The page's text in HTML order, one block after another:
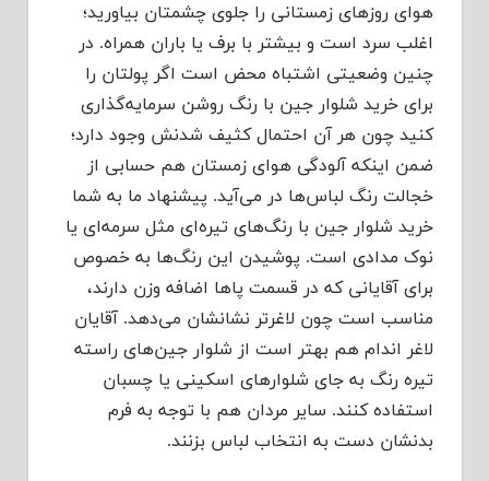
هوای روزهای زمستانی را جلوی چشمتان بیاورید؛
اغلب سرد است و بیشتر با برف یا باران همراه. در
چنین وضعیتی اشتباه محض است اگر پولتان را
برای خرید شلوار جین با رنگ روشن سرمایه‌گذاری
کنید چون هر آن احتمال کثیف شدنش وجود دارد؛
ضمن اینکه آلودگی هوای زمستان هم حسابی از
خجالت رنگ لباس‌ها در می‌آید. پیشنهاد ما به شما
خرید شلوار جین با رنگ‌های تیره‌ای مثل سرمه‌ای یا
نوک مدادی است. پوشیدن این رنگ‌ها به خصوص
برای آقایانی که در قسمت پاها اضافه وزن دارند،
مناسب است چون لاغرتر نشانشان می‌دهد. آقایان
لاغر اندام هم بهتر است از شلوار جین‌های راسته
تیره رنگ به جای شلوارهای اسکینی یا چسبان
استفاده کنند. سایر مردان هم با توجه به فرم
بدنشان دست به انتخاب لباس بزنند.